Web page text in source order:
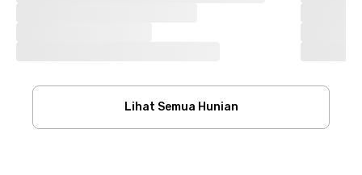
Lihat Semua Hunian